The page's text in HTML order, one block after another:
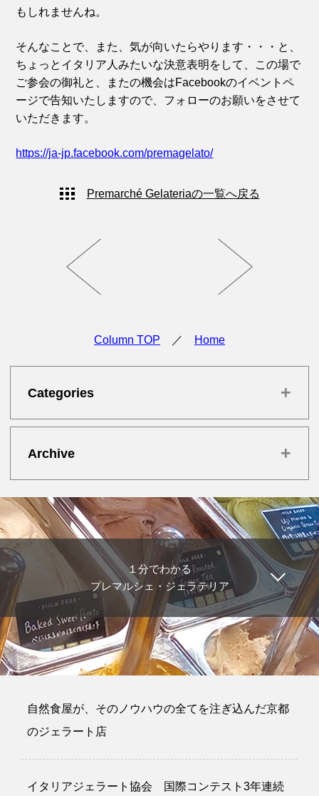
もしれませんね。
そんなことで、また、気が向いたらやります・・・と、
ちょっとイタリア人みたいな決意表明をして、この場で
ご参会の御礼と、またの機会はFacebookのイベントペ
ージで告知いたしますので、フォローのお願いをさせて
いただきます。
https://ja-jp.facebook.com/premagelato/
Premarché Gelateriaの一覧へ戻る
Column TOP ／ Home
Categories +
Archive +
１分でわかる
プレマルシェ・ジェラテリア
自然食屋が、そのノウハウの全てを注ぎ込んだ京都
のジェラート店
イタリアジェラート協会 国際コンテスト3年連続